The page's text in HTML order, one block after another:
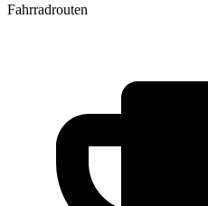
Fahrradrouten